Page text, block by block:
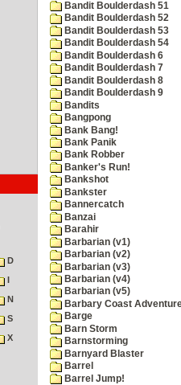
D
I
N
S
X
Bandit Boulderdash 51
Bandit Boulderdash 52
Bandit Boulderdash 53
Bandit Boulderdash 54
Bandit Boulderdash 6
Bandit Boulderdash 7
Bandit Boulderdash 8
Bandit Boulderdash 9
Bandits
Bangpong
Bank Bang!
Bank Panik
Bank Robber
Banker's Run!
Bankshot
Bankster
Bannercatch
Banzai
Barahir
Barbarian (v1)
Barbarian (v2)
Barbarian (v3)
Barbarian (v4)
Barbarian (v5)
Barbary Coast
Barge
Barn Storm
Barnstorming
Barnyard Blaster
Barrel
Barrel Jump!